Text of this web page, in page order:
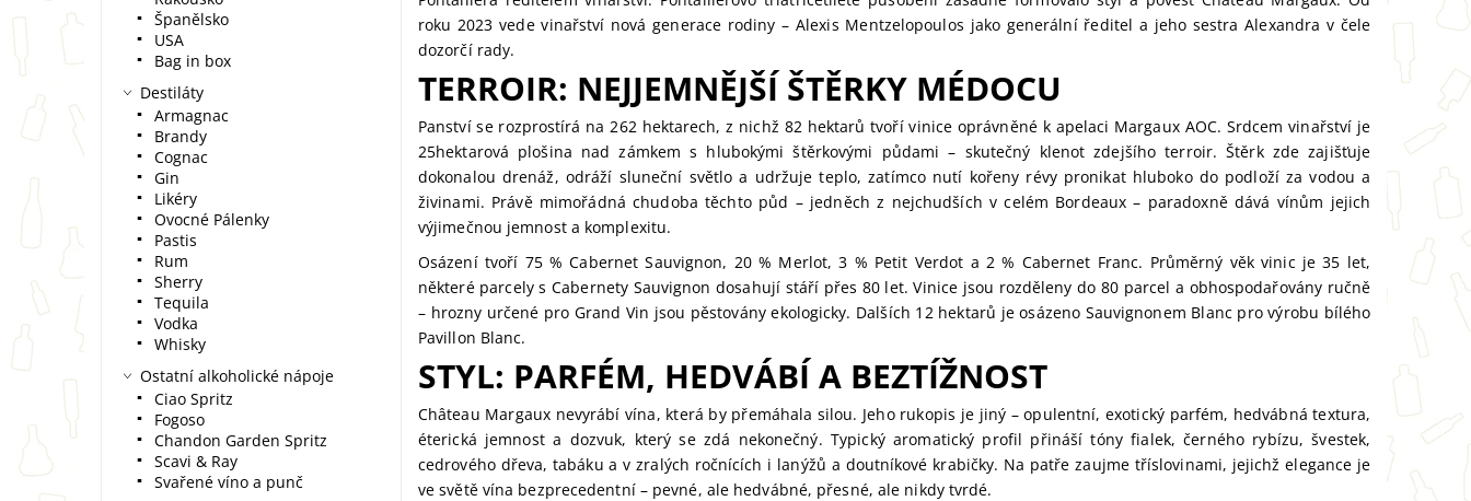
roku 2023 vede vinařství nová generace rodiny – Alexis Mentzelopoulos jako generální ředitel a jeho sestra Alexandra v čele
dozorčí rady.
TERROIR: NEJJEMNĚJŠÍ ŠTĚRKY MÉDOCU
Panství se rozprostírá na 262 hektarech, z nichž 82 hektarů tvoří vinice oprávněné k apelaci Margaux AOC. Srdcem vinařství je
25hektarová plošina nad zámkem s hlubokými štěrkovými půdami – skutečný klenot zdejšího terroir. Štěrk zde zajišťuje
dokonalou drenáž, odráží sluneční světlo a udržuje teplo, zatímco nutí kořeny révy pronikat hluboko do podloží za vodou a
živinami. Právě mimořádná chudoba těchto půd – jedněch z nejchudších v celém Bordeaux – paradoxně dává vínům jejich
výjimečnou jemnost a komplexitu.
Osázení tvoří 75 % Cabernet Sauvignon, 20 % Merlot, 3 % Petit Verdot a 2 % Cabernet Franc. Průměrný věk vinic je 35 let,
některé parcely s Cabernety Sauvignon dosahují stáří přes 80 let. Vinice jsou rozděleny do 80 parcel a obhospodařovány ručně
– hrozny určené pro Grand Vin jsou pěstovány ekologicky. Dalších 12 hektarů je osázeno Sauvignonem Blanc pro výrobu bílého
Pavillon Blanc.
STYL: PARFÉM, HEDVÁBÍ A BEZTÍŽNOST
Château Margaux nevyrábí vína, která by přemáhala silou. Jeho rukopis je jiný – opulentní, exotický parfém, hedvábná textura,
éterická jemnost a dozvuk, který se zdá nekonečný. Typický aromatický profil přináší tóny fialek, černého rybízu, švestek,
cedrového dřeva, tabáku a v zralých ročnících i lanýžů a doutníkové krabičky. Na patře zaujme tříslovinami, jejichž elegance je
ve světě vína bezprecedentní – pevné, ale hedvábné, přesné, ale nikdy tvrdé.
Španělsko
USA
Bag in box
Destiláty
Armagnac
Brandy
Cognac
Gin
Likéry
Ovocné Pálenky
Pastis
Rum
Sherry
Tequila
Vodka
Whisky
Ostatní alkoholické nápoje
Ciao Spritz
Fogoso
Chandon Garden Spritz
Scavi & Ray
Svařené víno a punč